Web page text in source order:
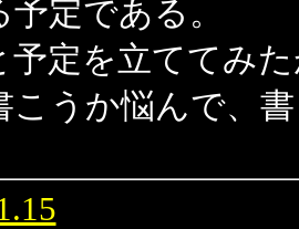
定である。
定を立ててみた
こうか悩んで、